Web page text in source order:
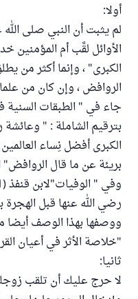
أولا:
لم يثبت أن النبي صلى
الأوائل لقَّب أم المؤمنين
الكبرى" ، وإنما أكثر من
الروافض ، وإن كان من
بترقيم الشاملة : "
الكبرى أفضل نِساء
بريئة عن ما قال الروافض"
رضي الله عنها قبل
ووصفها بهذا الوصف أيضا
"خلاصة الأثر في أعيان القرن
ثانيا:
لا حرج عليك أن تلقب